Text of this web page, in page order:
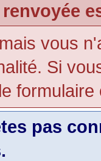
vous
Si
pas